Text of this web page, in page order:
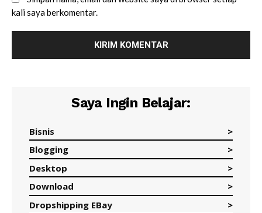
kali saya berkomentar.
Saya Ingin Belajar:
Bisnis
Blogging
Desktop
Download
Dropshipping EBay